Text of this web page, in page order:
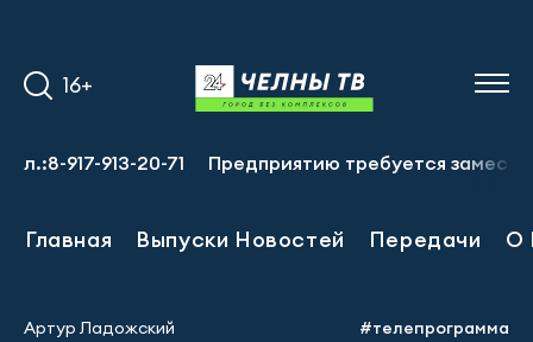
16+
917-913-20-71 Предприятию требуется
Главная Выпуски Новостей Передачи О
Артур Ладожский #телепрограмма